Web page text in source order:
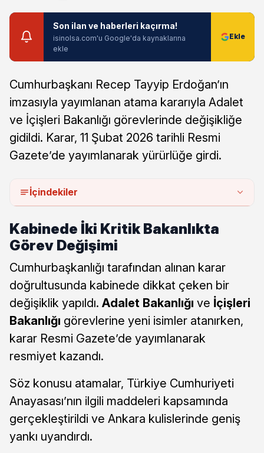
Son ilan ve haberleri kaçırma!
isinolsa.com'u Google'da kaynaklarına
ekle
Cumhurbaşkanı Recep Tayyip Erdoğan’ın
imzasıyla yayımlanan atama kararıyla Adalet
ve İçişleri Bakanlığı görevlerinde değişikliğe
gidildi. Karar, 11 Şubat 2026 tarihli Resmi
Gazete’de yayımlanarak yürürlüğe girdi.
İçindekiler
Kabinede İki Kritik Bakanlıkta
Görev Değişimi
Cumhurbaşkanlığı tarafından alınan karar
doğrultusunda kabinede dikkat çeken bir
değişiklik yapıldı. Adalet Bakanlığı ve İçişleri
Bakanlığı görevlerine yeni isimler atanırken,
karar Resmi Gazete’de yayımlanarak
resmiyet kazandı.
Söz konusu atamalar, Türkiye Cumhuriyeti
Anayasası’nın ilgili maddeleri kapsamında
gerçekleştirildi ve Ankara kulislerinde geniş
yankı uyandırdı.